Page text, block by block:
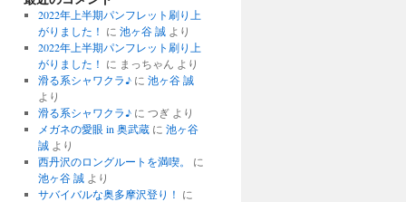
2022年上半期パンフレット刷り上
がりました！ に 池ヶ谷 誠より
2022年上半期パンフレット刷り上
がりました！ に まっちゃん より
滑る系シャワクラ♪に 池ヶ谷 誠
より
滑る系シャワクラ♪に つぎより
メガネの愛眼 in 奥武蔵に 池ヶ谷
誠より
西丹沢のロングルートを満喫。
に
池ヶ谷 誠より
サバイバルな奥多摩沢登り！ に